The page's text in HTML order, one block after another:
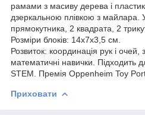
рамами з масиву дерева і
дзеркальною плівкою з майлара.
прямокутника, 2 квадрата, 2
Розміри блоків: 14х7х3,5 см.
Розвиток: координація рук і очей,
математичні навички. Підходить
STEM. Премія Oppenheim Toy
Приховати